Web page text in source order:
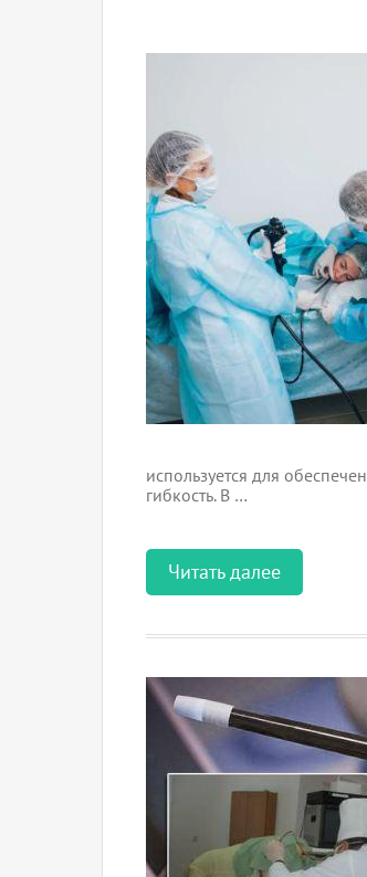
используется для
гибкость. В …
Читать далее